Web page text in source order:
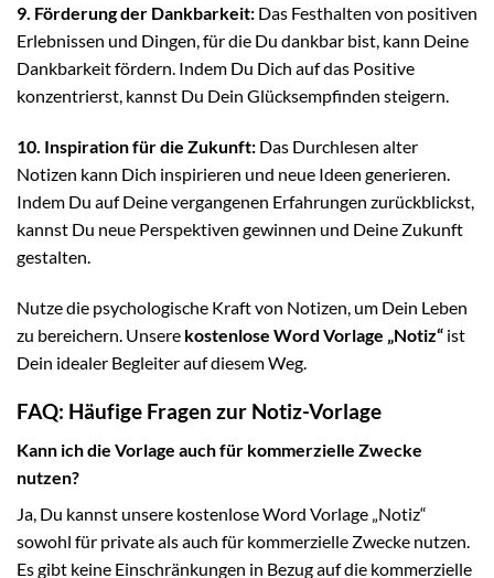
9. Förderung der Dankbarkeit: Das Festhalten von positiven
Erlebnissen und Dingen, für die Du dankbar bist, kann Deine
Dankbarkeit fördern. Indem Du Dich auf das Positive
konzentrierst, kannst Du Dein Glücksempfinden steigern.
10. Inspiration für die Zukunft: Das Durchlesen alter
Notizen kann Dich inspirieren und neue Ideen generieren.
Indem Du auf Deine vergangenen Erfahrungen zurückblickst,
kannst Du neue Perspektiven gewinnen und Deine Zukunft
gestalten.
Nutze die psychologische Kraft von Notizen, um Dein Leben
zu bereichern. Unsere kostenlose Word Vorlage „Notiz“ ist
Dein idealer Begleiter auf diesem Weg.
FAQ: Häufige Fragen zur Notiz-Vorlage
Kann ich die Vorlage auch für kommerzielle Zwecke
nutzen?
Ja, Du kannst unsere kostenlose Word Vorlage „Notiz“
sowohl für private als auch für kommerzielle Zwecke nutzen.
Es gibt keine Einschränkungen in Bezug auf die kommerzielle